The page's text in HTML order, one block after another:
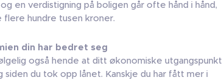
en verdistigning på boligen går ofte hånd i hånd,
flere hundre tusen kroner.
din har bedret seg
også hende at ditt økonomiske utgangspunkt
siden du tok opp lånet. Kanskje du har fått mer i